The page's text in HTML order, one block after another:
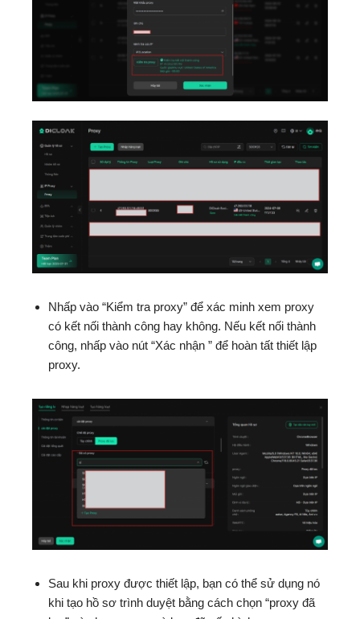
Nhấp vào “Kiểm tra proxy” để xác minh xem proxy
có kết nối thành công hay không. Nếu kết nối thành
công, nhấp vào nút “Xác nhận ” để hoàn tất thiết lập
proxy.
Sau khi proxy được thiết lập, bạn có thể sử dụng nó
khi tạo hồ sơ trình duyệt bằng cách chọn “proxy đã